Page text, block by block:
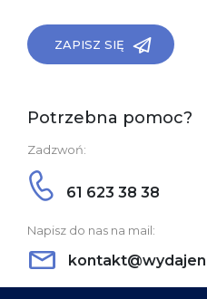
ZAPISZ SIĘ
Potrzebna pomoc?
Zadzwoń:
61 623 38 38
Napisz do nas na mail: